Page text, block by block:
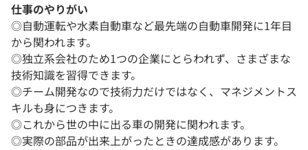
仕事のやりがい
◎自動運転や水素自動車など最先端の自動車開発に1年目
から関われます。
◎独立系会社のため1つの企業にとらわれず、さまざまな
技術知識を習得できます。
◎チーム開発なので技術力だけではなく、マネジメントス
キルも身につきます。
◎これから世の中に出る車の開発に関われます。
◎実際の部品が出来上がったときの達成感があります。